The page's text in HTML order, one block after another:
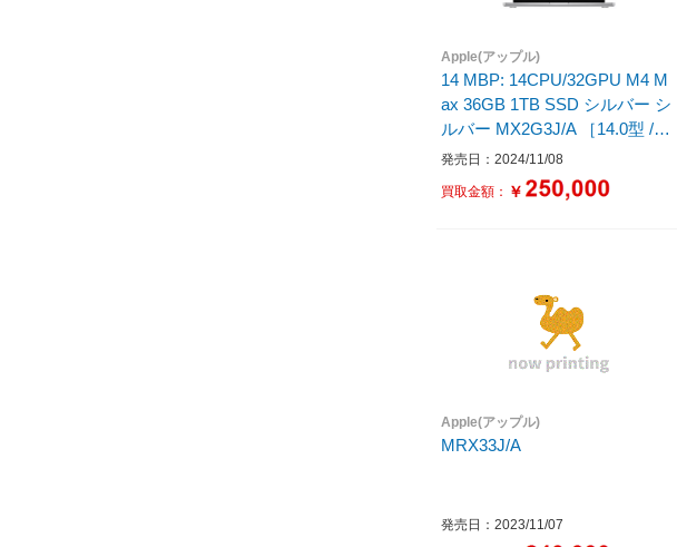
Apple(アップル)
14 MBP: 14CPU/32GPU M4 M
ax 36GB 1TB SSD シルバー シ
ルバー MX2G3J/A ［14.0型 /M
ac OS /Apple M4 /メモリ：36G
B /SSD：1TB /無し /日本語版
キーボード /2024年10月モデ
発売日：2024/11/08
買取金額： ￥
Apple(アップル)
MRX33J/A
発売日：2023/11/07